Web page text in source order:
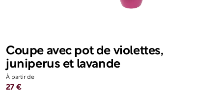
Coupe avec pot de violettes,
juniperus et lavande
À partir de
27 €